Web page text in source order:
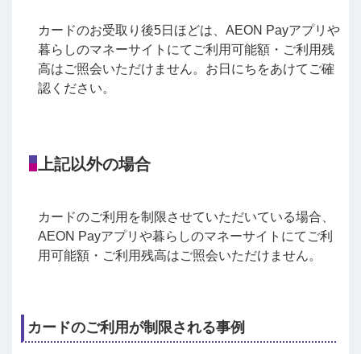
カードのお受取り後5日ほどは、AEON Payアプリや
暮らしのマネーサイトにてご利用可能額・ご利用残
高はご照会いただけません。お日にちをあけてご確
認ください。
上記以外の場合
カードのご利用を制限させていただいている場合、
AEON Payアプリや暮らしのマネーサイトにてご利
用可能額・ご利用残高はご照会いただけません。
カードのご利用が制限される事例